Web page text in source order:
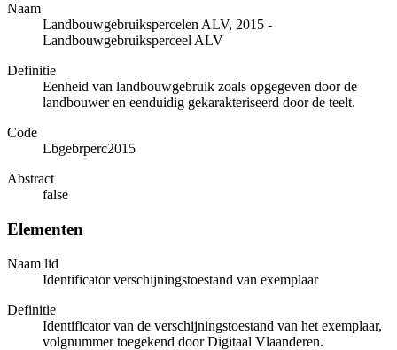
Naam
Landbouwgebruikspercelen ALV, 2015 -
Landbouwgebruiksperceel ALV
Definitie
Eenheid van landbouwgebruik zoals opgegeven door de
landbouwer en eenduidig gekarakteriseerd door de teelt.
Code
Lbgebrperc2015
Abstract
false
Elementen
Naam lid
Identificator verschijningstoestand van exemplaar
Definitie
Identificator van de verschijningstoestand van het exemplaar,
volgnummer toegekend door Digitaal Vlaanderen.